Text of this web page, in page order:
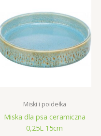
Miski i poidełka
Miska dla psa ceramiczna
0,25L 15cm